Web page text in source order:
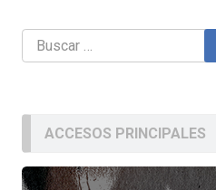
Buscar:
ACCESOS PRINCIPALES